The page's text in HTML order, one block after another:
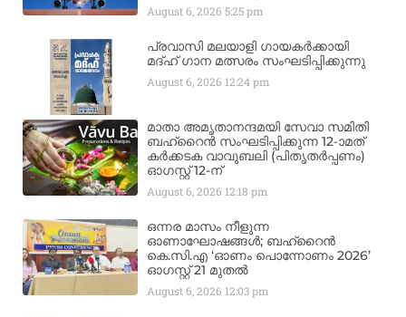
August 6, 20265:25 pm
പ്രവാസി മലയാളി ഗായകർക്കായി
മദ്ഹ് ഗാന മത്സരം സംഘടിപ്പിക്കുന്നു
August 6, 2026 12:24 pm
മാതാ അമൃതാനന്ദമയി സേവാ സമിതി
ബഹ്‌റൈൻ സംഘടിപ്പിക്കുന്ന 12-ാമത്
കർക്കടക വാവുബലി (പിതൃതർപ്പണം)
ഓഗസ്റ്റ് 12-ന്
August 6, 2026 12:18 pm
ഒന്നര മാസം നീളുന്ന
ഓണാഘോഷങ്ങൾ; ബഹ്‌റൈൻ
കെ.സി.എ ‘ഓണം പൊന്നോണം 2026’
ഓഗസ്റ്റ് 21 മുതൽ
August 6, 2026 12:03 pm